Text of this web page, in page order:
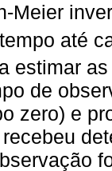
Meier
até
estimar
de
zero) e